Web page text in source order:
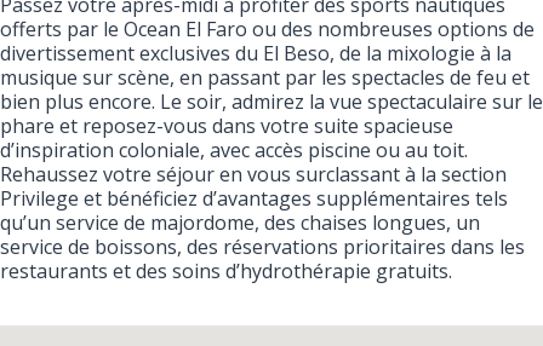
offerts par le Ocean El Faro ou des nombreuses options de
divertissement exclusives du El Beso, de la mixologie à la
musique sur scène, en passant par les spectacles de feu et
bien plus encore. Le soir, admirez la vue spectaculaire sur le
phare et reposez-vous dans votre suite spacieuse
d’inspiration coloniale, avec accès piscine ou au toit.
Rehaussez votre séjour en vous surclassant à la section
Privilege et bénéficiez d’avantages supplémentaires tels
qu’un service de majordome, des chaises longues, un
service de boissons, des réservations prioritaires dans les
restaurants et des soins d’hydrothérapie gratuits.